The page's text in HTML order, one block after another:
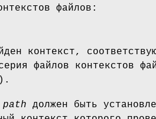
файлов:
контекст,
файлов контекстов
).
path должен быть